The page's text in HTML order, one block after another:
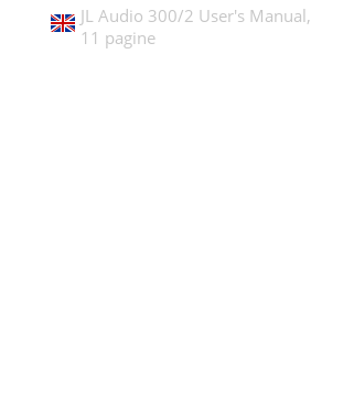
JL Audio 300/2 User's Manual,
11 pagine